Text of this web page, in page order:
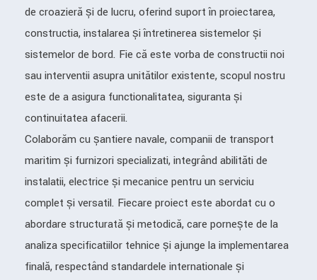
de croazieră și de lucru, oferind suport în proiectarea,
construcția, instalarea și întreținerea sistemelor și
sistemelor de bord. Fie că este vorba de construcții noi
sau intervenții asupra unităților existente, scopul nostru
este de a asigura funcționalitatea, siguranța și
continuitatea afacerii.
Colaborăm cu șantiere navale, companii de transport
maritim și furnizori specializați, integrând abilități de
instalații, electrice și mecanice pentru un serviciu
complet și versatil. Fiecare proiect este abordat cu o
abordare structurată și metodică, care pornește de la
analiza specificațiilor tehnice și ajunge la implementarea
finală, respectând standardele internaționale și